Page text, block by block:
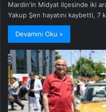
Mardin'in Midyat ilçesinde iki
Yakup Şen hayatını kaybetti, 7
Devamını Oku »